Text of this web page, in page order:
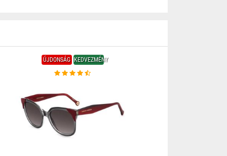
ÚJDONSÁG KEDVEZMÉNY